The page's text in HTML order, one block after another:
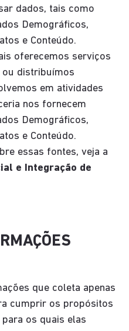
dados, tais como
Demográficos,
e Conteúdo.
oferecemos serviços
ou distribuímos
em atividades
nos fornecem
Demográficos,
e Conteúdo.
essas fontes, veja a
e Integração de
que coleta apenas
cumprir os propósitos
os quais elas